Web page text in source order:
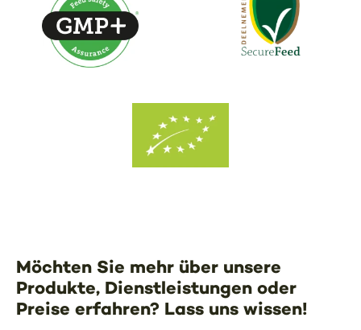
Möchten Sie mehr über unsere
Produkte, Dienstleistungen oder
Preise erfahren? Lass uns wissen!